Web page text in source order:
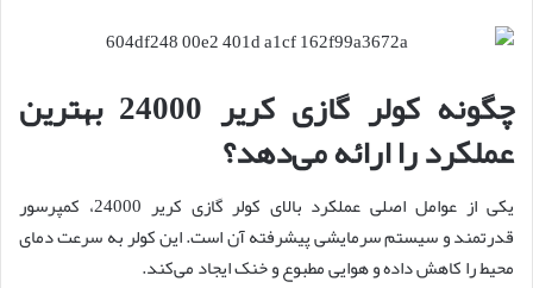
چگونه کولر گازی کریر 24000 بهترین
عملکرد را ارائه می‌دهد؟
یکی از عوامل اصلی عملکرد بالای کولر گازی کریر 24000، کمپرسور
قدرتمند و سیستم سرمایشی پیشرفته آن است. این کولر به سرعت دمای
محیط را کاهش داده و هوایی مطبوع و خنک ایجاد می‌کند.